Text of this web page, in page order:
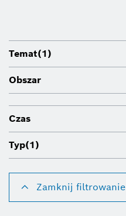
Temat(1)
Obszar
Czas
Typ(1)
Zamknij filtrowanie